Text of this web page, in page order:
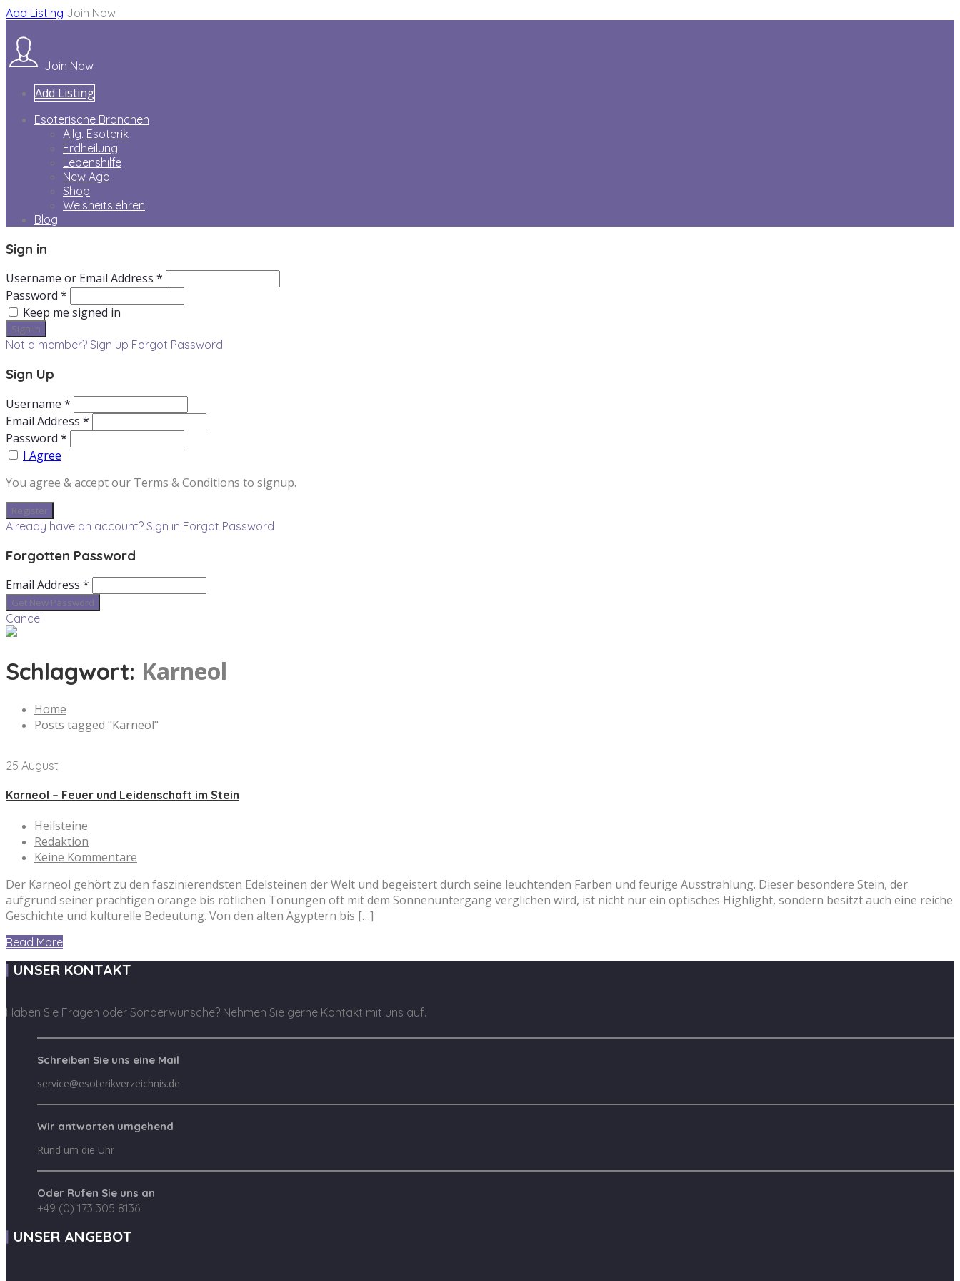
Add Listing Join Now
Join Now
Add Listing
Esoterische Branchen
Allg. Esoterik
Erdheilung
Lebenshilfe
New Age
Shop
Weisheitslehren
Blog
Sign in
Username or Email Address *
Password *
Keep me signed in
Not a member? Sign up Forgot Password
Sign Up
Username *
Email Address *
Password *
I Agree
You agree & accept our Terms & Conditions to signup.
Already have an account? Sign in Forgot Password
Forgotten Password
Email Address *
Cancel
Schlagwort: Karneol
Home
Posts tagged "Karneol"
25 August
Karneol – Feuer und Leidenschaft im Stein
Heilsteine
Redaktion
Keine Kommentare
Der Karneol gehört zu den faszinierendsten Edelsteinen der Welt und begeistert durch seine leuchtenden Farben und feurige Ausstrahlung. Dieser besondere Stein, der
aufgrund seiner prächtigen orange bis rötlichen Tönungen oft mit dem Sonnenuntergang verglichen wird, ist nicht nur ein optisches Highlight, sondern besitzt auch eine reiche
Geschichte und kulturelle Bedeutung. Von den alten Ägyptern bis […]
Read More
UNSER KONTAKT
Haben Sie Fragen oder Sonderwünsche? Nehmen Sie gerne Kontakt mit uns auf.
Schreiben Sie uns eine Mail
service@esoterikverzeichnis.de
Wir antworten umgehend
Rund um die Uhr
Oder Rufen Sie uns an
+49 (0) 173 305 8136
UNSER ANGEBOT